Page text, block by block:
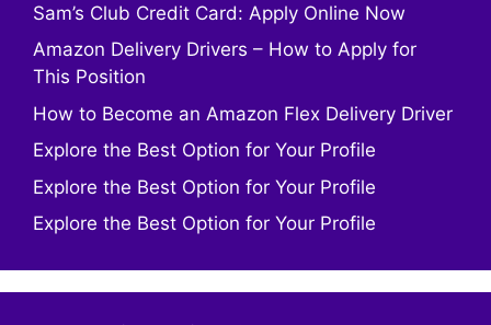
Sam’s Club Credit Card: Apply Online Now
Amazon Delivery Drivers – How to Apply for
This Position
How to Become an Amazon Flex Delivery Driver
Explore the Best Option for Your Profile
Explore the Best Option for Your Profile
Explore the Best Option for Your Profile